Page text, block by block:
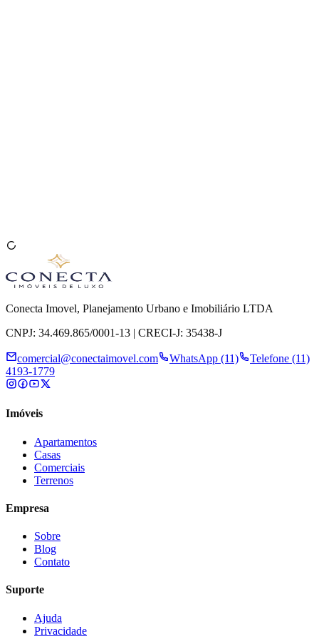
Conecta Imovel, Planejamento Urbano e Imobiliário LTDA
CNPJ: 34.469.865/0001-13 | CRECI-J: 35438-J
comercial@conectaimovel.com WhatsApp (11)
Telefone (11)
4193-1779
Imóveis
Apartamentos
Casas
Comerciais
Terrenos
Empresa
Sobre
Blog
Contato
Suporte
Ajuda
Privacidade